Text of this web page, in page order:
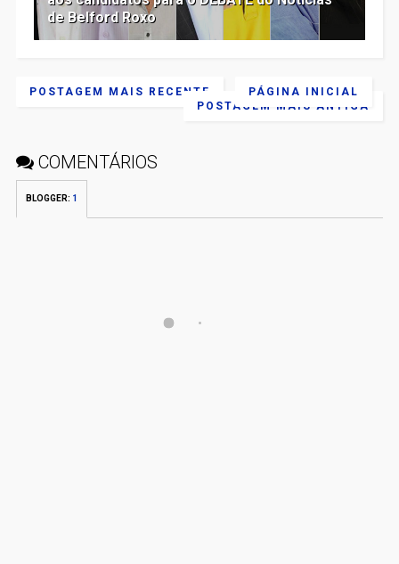
de Belford Roxo
POSTAGEM MAIS RECENTE
POSTAGEM MAIS ANTIGA
PÁGINA INICIAL
COMENTÁRIOS
BLOGGER: 1